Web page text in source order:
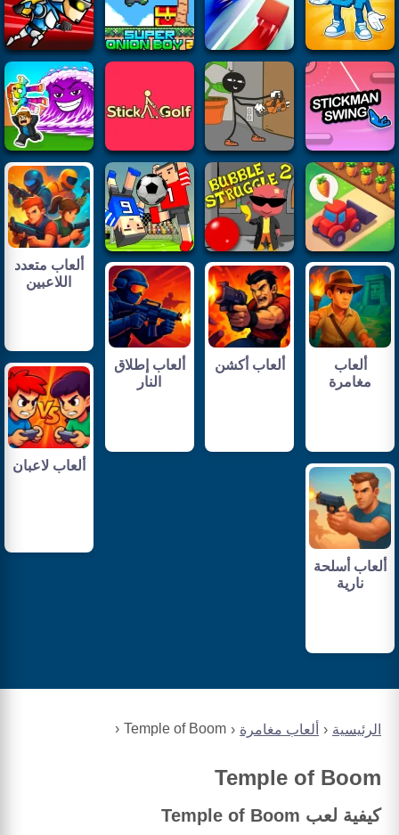
الرئيسية ألعاب مغامرة Temple of Boom
Temple of Boom
كيفية لعب Temple of Boom
ألعاب متعدد
اللاعبين
ألعاب
مغامرة
ألعاب أكشن
ألعاب إطلاق
النار
ألعاب لاعبان
ألعاب أسلحة
نارية